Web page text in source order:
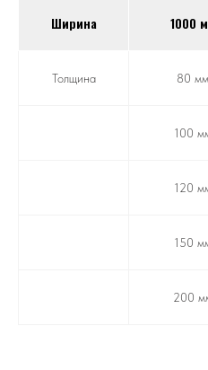
Ширина 1000
Толщина 80 мм
100
120
150
200